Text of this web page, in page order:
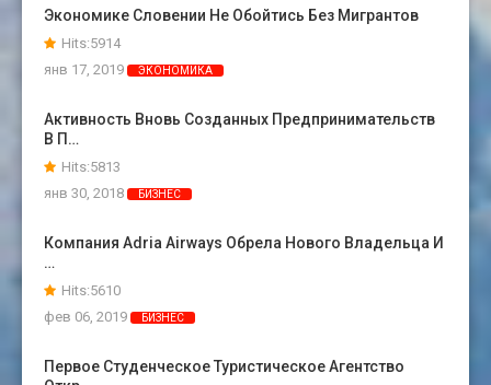
Экономике Словении Не Обойтись Без Мигрантов
Hits:5914
янв 17, 2019
ЭКОНОМИКА
Активность Вновь Созданных Предпринимательств
В П…
Hits:5813
янв 30, 2018
БИЗНЕС
Компания Adria Airways Обрела Нового Владельца И
…
Hits:5610
фев 06, 2019
БИЗНЕС
Первое Студенческое Туристическое Агентство